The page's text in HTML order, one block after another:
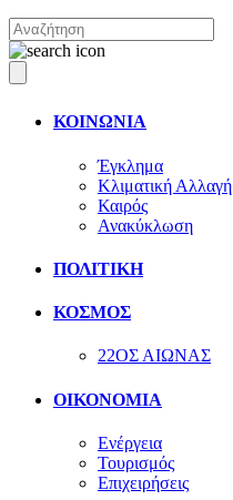
ΚΟΙΝΩΝΙΑ
Έγκλημα
Κλιματική Αλλαγή
Καιρός
Ανακύκλωση
ΠΟΛΙΤΙΚΗ
ΚΟΣΜΟΣ
22ΟΣ ΑΙΩΝΑΣ
ΟΙΚΟΝΟΜΙΑ
Ενέργεια
Τουρισμός
Επιχειρήσεις